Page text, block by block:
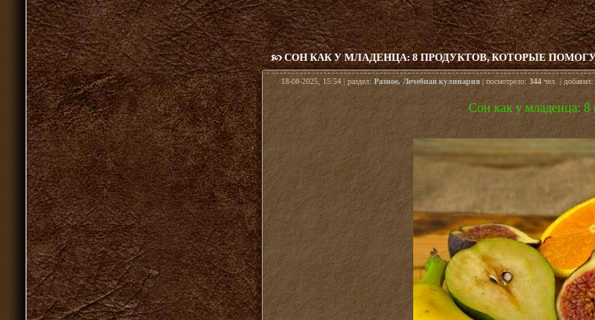
СОН КАК У МЛАДЕНЦА: 8 ПРОДУКТОВ, КОТОРЫЕ
18-08-2025, 15:54 | раздел:Разное,Лечебная кулинария| посмотрело:344 чел. | добавил:
Сон как у младенца: 8